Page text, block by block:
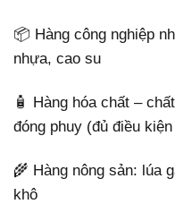
📦 Hàng công nghiệp
nhựa, cao su
🧴 Hàng hóa chất –
đóng phuy (đủ điều
🌾 Hàng nông sản: lúa
khô